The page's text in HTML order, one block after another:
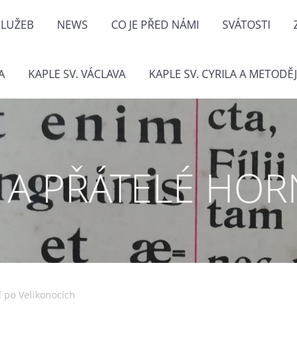
NEWS CO JE PŘED NÁMI SVÁTOSTI
KAPLE SV. VÁCLAVA KAPLE SV. CYRILA A
PŘÁTELÉ
Velikonocích